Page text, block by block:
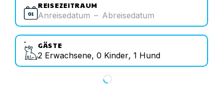
REISEZEITRAUM
Anreisedatum – Abreisedatum
GÄSTE
2 Erwachsene, 0 Kinder, 1 Hund